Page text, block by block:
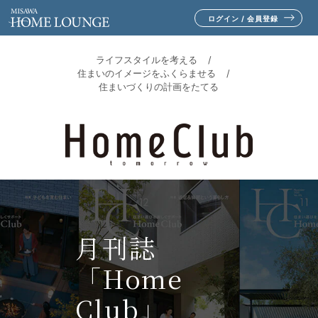
ログイン / 会員登録
ライフスタイルを考える
住まいのイメージをふくらませる
住まいづくりの計画をたてる
月刊誌
「Home
Club」